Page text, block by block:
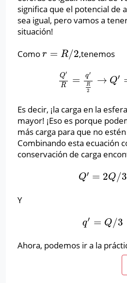
significa que el potencial de
sea igual, pero vamos a
situación!
Como r = R/2
r= R/ 2 ,tenemos
Q′
R = q′
R
2
→ Q′
Q′R =q R2 →Q =2q′
Es decir, ¡la carga en la
mayor! ¡Eso es porque
más carga para que no
Combinando esta ecuación
conservación de carga
Q′ = 2Q/3
Q′= 2Q /3
Y
q′ = Q /3
q′=Q/ 3
Ahora, podemos ir a la